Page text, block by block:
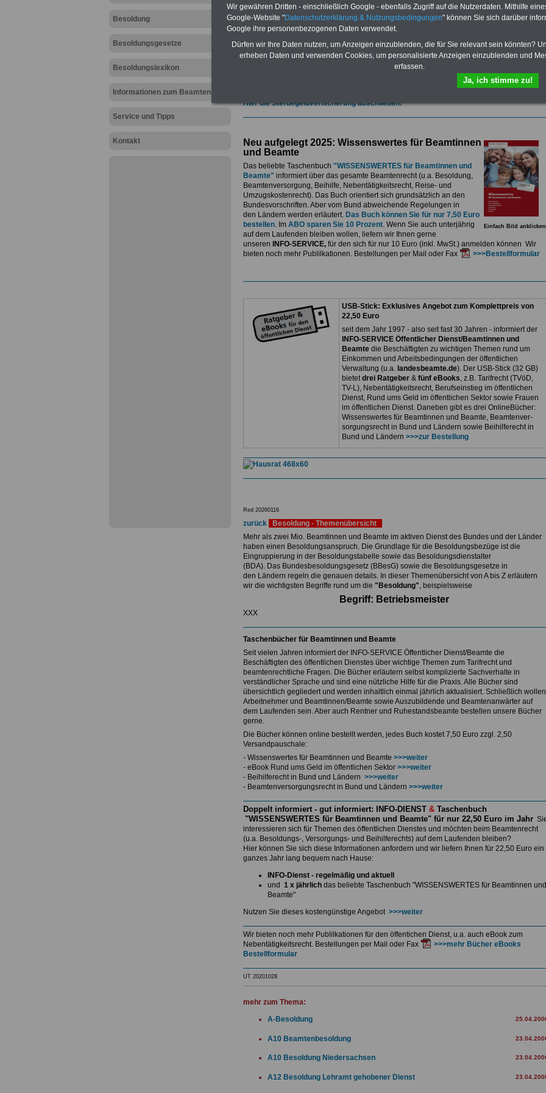
Besoldung
Besoldungsgesetze
Besoldungslexikon
Informationen zum Beamtenrecht
Service und Tipps
Kontakt
und ausdrucken:Wissenswertes zum Beamtenrecht, Besoldung, Versorgung,
Beihilfe sowieNebentätigkeitsrecht, Tarifrecht, Berufseinstieg und Frauen im
öffentlichen Dienst>>>mehr Informationen
ACHTUNG Nachzahlung für alle Beamtinnen und Beamten des Bundes wegen
amtsangemessener Alimentation
Teilweise 5-stellige Nachzahlungen für Beamtinnen & Beamte im Bund (mit Bahn,
Post, Telekom und Postbank) sowwie einigen Ländern durch die Neuordnung der
>>>zur (Vor)Bestellung
Hier die Sterbegeldverischerung abschließen!
Einfach Bild anklicken
Neu aufgelegt 2025: Wissenswertes für Beamtinnen
und Beamte
Das beliebte Taschenbuch "WISSENSWERTES für Beamtinnen und
Beamte" informiert über das gesamte Beamtenrecht (u.a. Besoldung,
Beamtenversorgung, Beihilfe, Nebentätigkeitsrecht, Reise- und
Umzugskostenrecht). Das Buch orientiert sich grundsätzlich an den
Bundesvorschriften. Aber vom Bund abweichende Regelungen in
den Ländern werden erläutert. Das Buch können Sie für nur 7,50 Euro
bestellen. Im ABO sparen Sie 10 Prozent. Wenn Sie auch unterjährig
auf dem Laufenden bleiben wollen, liefern wir Ihnen gerne
unseren
INFO-SERVICE, für den sich für nur 10 Euro (inkl. MwSt.) anmelden können Wir
bieten noch mehr Publilkationen. Bestellungen per Mail oder Fax
>>>Bestellformular
USB-Stick: Exklusives Angebot zum Komplettpreis von
22,50 Euro
seit dem Jahr 1997 - also seit fast 30 Jahren - informiert der
INFO-SERVICE Öffentlicher Dienst/Beamtinnen und
Beamtedie Beschäftigten zu wichtigen Themen rund um
Einkommen und Arbeitsbedingungen der öffentlichen
Verwaltung (u.a. landesbeamte.de). Der USB-Stick (32 GB)
bietetdrei Ratgeber& fünf eBooks, z.B. Tarifrecht (TVöD,
TV-L), Nebentätigkeitsrecht, Berufseinstieg im öffentlichen
Dienst, Rund ums Geld im öffentlichen Sektor sowie Frauen
im öffentlichen Dienst. Daneben gibt es drei OnlineBücher:
Wissenswertes für Beamtinnen und Beamte, Beamtenver-
sorgungsrecht in Bund und Ländern sowie Beihilferecht in
Bund und Ländern >>>zur Bestellung
Red 20260116
zurück
Besoldung - Themenübersicht
Mehr als zwei Mio. Beamtinnen und Beamte im aktiven Dienst des Bundes und der Länder
haben einen Besoldungsanspruch. Die Grundlage für die Besoldungsbezüge ist die
Eingruppierung in der Besoldungstabelle sowie das Besoldungsdienstalter
(BDA). Das Bundesbesoldungsgesetz (BBesG) sowie die Besoldungsgesetze in
den Ländern regeln die genauen details. In dieser Themenübersicht von A bis Z erläutern
wir die wichtigsten Begriffe rund um die "Besoldung", beispielsweise
Begriff: Betriebsmeister
XXX
Taschenbücher für Beamtinnen und Beamte
Seit vielen Jahren informiert der INFO-SERVICE Öffentlicher Dienst/Beamte die
Beschäftigten des öffentlichen Dienstes über wichtige Themen zum Tarifrecht und
beamtenrechtliche Fragen. Die Bücher erläutern selbst komplizierte Sachverhalte in
verständlicher Sprache und sind eine nützliche Hilfe für die Praxis. Alle Bücher sind
übersichtlich gegliedert und werden inhaltlich einmal jährlich aktualisiert. Schließlich wollen
Arbeitnehmer und Beamtinnen/Beamte sowie Auszubildende und Beamtenanwärter auf
dem Laufenden sein. Aber auch Rentner und Ruhestandsbeamte bestellen unsere Bücher
gerne.
Die Bücher können online bestellt werden, jedes Buch kostet 7,50 Euro zzgl. 2,50
Versandpauschale:
- Wissenswertes für Beamtinnen und Beamte >>>weiter
- eBook Rund ums Geld im öffentlichen Sektor >>>weiter
- Beihilferecht in Bund und Ländern >>>weiter
- Beamtenversorgungsrecht in Bund und Ländern >>>weiter
Doppelt informiert - gut informiert: INFO-DIENST &Taschenbuch
"WISSENSWERTES für Beamtinnen und Beamte" für nur 22,50 Euro im Jahr
interessieren sich für Themen des öffentlichen Dienstes und möchten beim Beamtenrecht
(u.a. Besoldungs-, Versorgungs- und Beihilferechts) auf dem Laufenden bleiben?
Hier können Sie sich diese Informationen anfordern und wir liefern Ihnen für 22,50 Euro ein
ganzes Jahr lang bequem nach Hause:
INFO-Dienst - regelmäßig und aktuell
und 1 x jährlich das beliebte Taschenbuch "WISSENSWERTES für Beamtinnen und
Beamte"
Nutzen Sie dieses kostengünstige Angebot >>>weiter
Wir bieten noch mehr Publilkationen für den öffentichen Dienst, u.a. auch eBook zum
Nebentätigkeitsrecht. Bestellungen per Mail oder Fax
>>>mehr Bücher eBooks
Bestellformular
UT 20201028
mehr zum Thema:
A-Besoldung
A10 Beamtenbesoldung
A10 Besoldung Niedersachsen
A12 Besoldung Lehramt gehobener Dienst
Wir gewähren Dritten - einschließlich Google - ebenfalls Zugriff auf die Nutzerdaten. Mithilfe
Google-Website "Datenschutzerklärung & Nutzungsbedingungen" können Sie sich darüber
Google ihre personenbezogenen Daten verwendet.
Dürfen wir Ihre Daten nutzen, um Anzeigen einzublenden, die für Sie relevant sein könnten?
erheben Daten und verwenden Cookies, um personalisierte Anzeigen einzublenden und
erfassen.
Ja, ich stimme zu!